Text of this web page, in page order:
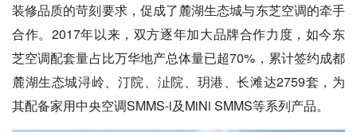
装修品质的苛刻要求，促成了麓湖生态城与东芝空调的牵手
合作。2017年以来，双方逐年加大品牌合作力度，如今东
芝空调配套量占比万华地产总体量已超70%，累计签约成都
麓湖生态城浔岭、汀院、沚院、玥港、长滩达2759套，为
其配备家用中央空调SMMS-i及MiNi SMMS等系列产品。